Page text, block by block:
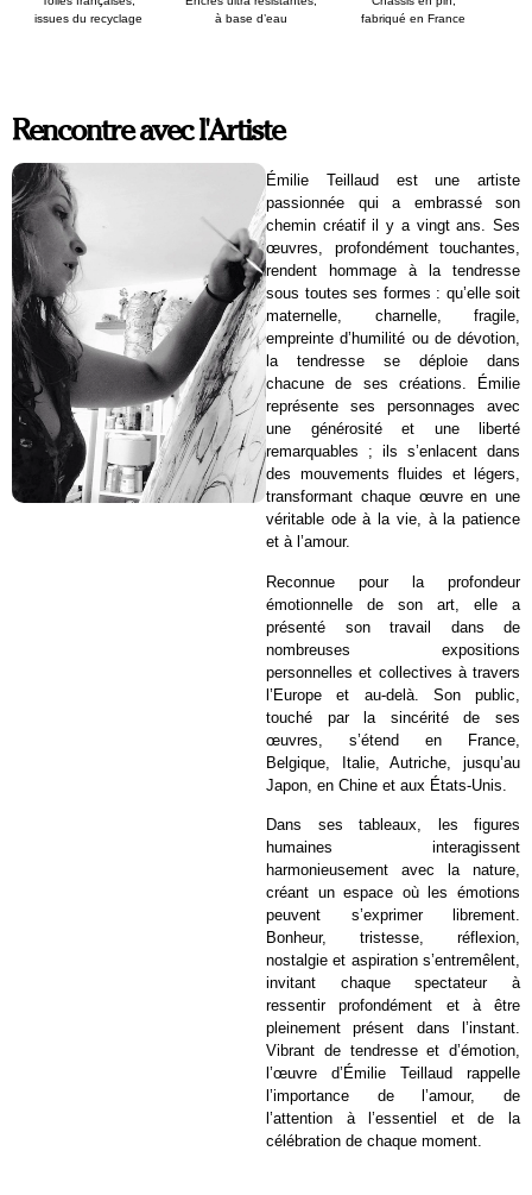
issues du recyclage
fabriqué en France
à base d’eau
Rencontre avec l'Artiste
Émilie Teillaud est une artiste
passionnée qui a embrassé son
chemin créatif il y a vingt ans. Ses
œuvres, profondément touchantes,
rendent hommage à la tendresse
sous toutes ses formes : qu’elle soit
maternelle, charnelle, fragile,
empreinte d’humilité ou de dévotion,
la tendresse se déploie dans
chacune de ses créations. Émilie
représente ses personnages avec
une générosité et une liberté
remarquables ; ils s’enlacent dans
des mouvements fluides et légers,
transformant chaque œuvre en une
véritable ode à la vie, à la patience
et à l’amour.
Reconnue pour la profondeur
émotionnelle de son art, elle a
présenté son travail dans de
nombreuses expositions
personnelles et collectives à travers
l’Europe et au-delà. Son public,
touché par la sincérité de ses
œuvres, s’étend en France,
Belgique, Italie, Autriche, jusqu’au
Japon, en Chine et aux États-Unis.
Dans ses tableaux, les figures
humaines interagissent
harmonieusement avec la nature,
créant un espace où les émotions
peuvent s’exprimer librement.
Bonheur, tristesse, réflexion,
nostalgie et aspiration s’entremêlent,
invitant chaque spectateur à
ressentir profondément et à être
pleinement présent dans l’instant.
Vibrant de tendresse et d’émotion,
l’œuvre d’Émilie Teillaud rappelle
l’importance de l’amour, de
l’attention à l’essentiel et de la
célébration de chaque moment.